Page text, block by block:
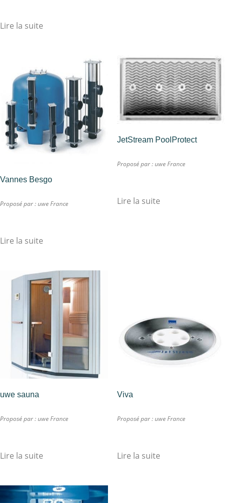
Lire la suite
Vannes Besgo
Proposé par :uwe France
Lire la suite
JetStream PoolProtect
Proposé par :uwe France
Lire la suite
uwe sauna
Proposé par :uwe France
Lire la suite
Viva
Proposé par :uwe France
Lire la suite